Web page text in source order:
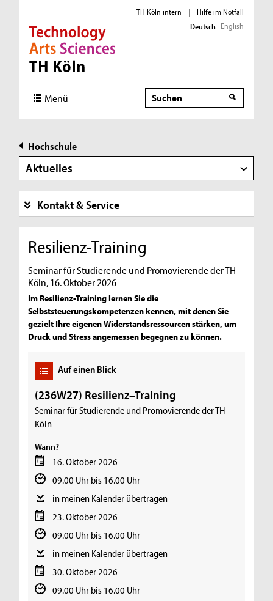
Direkt zur Hauptnavigation
Direkt zur Subnavigation
Direkt zum Inhalt
Direkt zum Fußbereich
TH Köln intern |
Hilfe im Notfall
Deutsch English
Menü Suche
Hochschule
Aktuelles
Kontakt & Service
Resilienz-Training
Seminar für Studierende und Promovierende der TH
Köln, 16. Oktober 2026
Im Resilienz-Training lernen Sie die
Selbststeuerungskompetenzen kennen, mit denen Sie
gezielt Ihre eigenen Widerstandsressourcen stärken, um
Druck und Stress angemessen begegnen zu können.
Auf einen Blick
(236W27) Resilienz–Training
Seminar für Studierende und Promovierende der TH
Köln
Wann?
16. Oktober 2026
09.00 Uhr bis 16.00 Uhr
in meinen Kalender übertragen
23. Oktober 2026
09.00 Uhr bis 16.00 Uhr
in meinen Kalender übertragen
30. Oktober 2026
09.00 Uhr bis 16.00 Uhr